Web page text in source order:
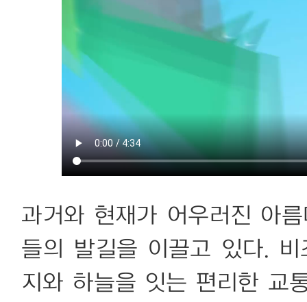
과거와 현재가 어우러진 아
들의 발길을 이끌고 있다.
지와 하늘을 잇는 편리한 교